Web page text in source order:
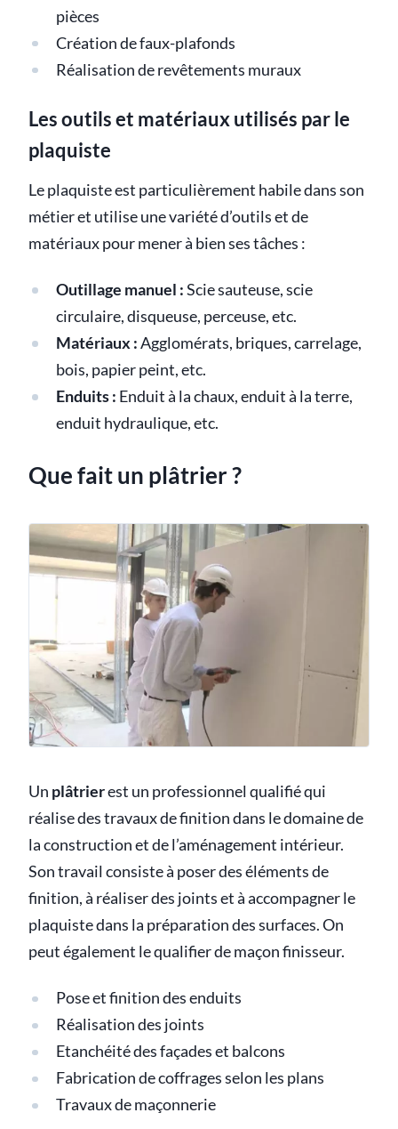
pièces
Création de faux-plafonds
Réalisation de revêtements muraux
Les outils et matériaux utilisés par le
plaquiste
Le plaquiste est particulièrement habile dans son
métier et utilise une variété d’outils et de
matériaux pour mener à bien ses tâches :
Outillage manuel :Scie sauteuse, scie
circulaire, disqueuse, perceuse, etc.
Matériaux :Agglomérats, briques, carrelage,
bois, papier peint, etc.
Enduits : Enduit à la chaux, enduit à la terre,
enduit hydraulique, etc.
Que fait un plâtrier ?
Un plâtrierest un professionnel qualifié qui
réalise des travaux de finition dans le domaine de
la construction et de l’aménagement intérieur.
Son travail consiste à poser des éléments de
finition, à réaliser des joints et à accompagner le
plaquiste dans la préparation des surfaces. On
peut également le qualifier de maçon finisseur.
Pose et finition des enduits
Réalisation des joints
Etanchéité des façades et balcons
Fabrication de coffrages selon les plans
Travaux de maçonnerie